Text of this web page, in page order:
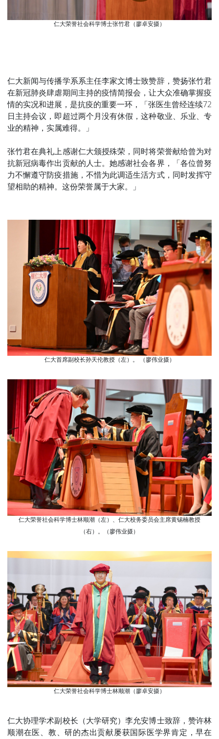
仁大荣誉社会科学博士张竹君（廖卓安摄）
仁大新闻与传播学系系主任李家文博士致赞辞，赞扬张竹君
在新冠肺炎肆虐期间主持的疫情简报会，让大众准确掌握疫
情的实况和进展，是抗疫的重要一环，「张医生曾经连续72
日主持会议，即超过两个月没有休假，这种敬业、乐业、专
业的精神，实属难得。」
张竹君在典礼上感谢仁大颁授殊荣，同时将荣誉献给曾为对
抗新冠病毒作出贡献的人士。她感谢社会各界，「各位曾努
力不懈遵守防疫措施，不惜为此调适生活方式，同时发挥守
望相助的精神。这份荣誉属于大家。」
仁大首席副校长孙天伦教授（左）。 （廖伟业摄）
仁大荣誉社会科学博士林顺潮（左）、仁大校务委员会主席黄锡楠教授
（右）。（廖伟业摄）
仁大荣誉社会科学博士林顺潮（廖卓安摄）
仁大协理学术副校长（大学研究）李允安博士致辞，赞许林
顺潮在医、教、研的杰出贡献屡获国际医学界肯定，早在